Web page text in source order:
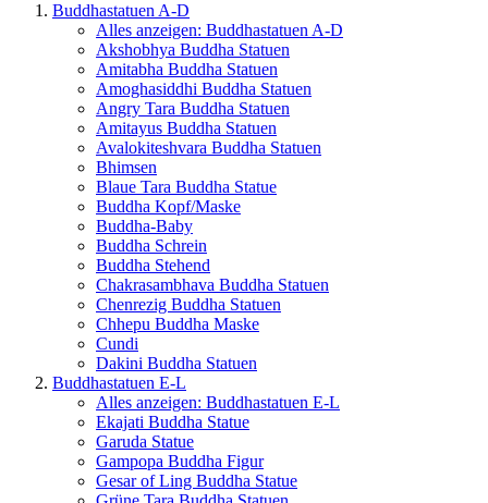
Buddhastatuen A-D
Alles anzeigen: Buddhastatuen A-D
Akshobhya Buddha Statuen
Amitabha Buddha Statuen
Amoghasiddhi Buddha Statuen
Angry Tara Buddha Statuen
Amitayus Buddha Statuen
Avalokiteshvara Buddha Statuen
Bhimsen
Blaue Tara Buddha Statue
Buddha Kopf/Maske
Buddha-Baby
Buddha Schrein
Buddha Stehend
Chakrasambhava Buddha Statuen
Chenrezig Buddha Statuen
Chhepu Buddha Maske
Cundi
Dakini Buddha Statuen
Buddhastatuen E-L
Alles anzeigen: Buddhastatuen E-L
Ekajati Buddha Statue
Garuda Statue
Gampopa Buddha Figur
Gesar of Ling Buddha Statue